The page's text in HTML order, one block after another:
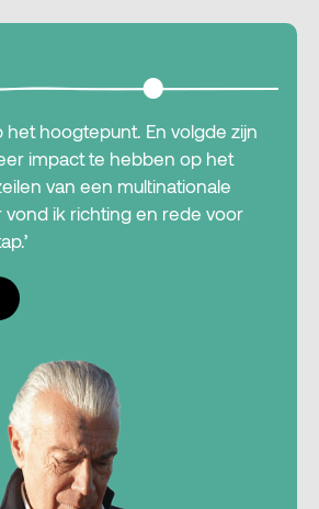
het hoogtepunt. En volgde zijn
impact te hebben op het
van een multinationale
vond ik richting en rede voor